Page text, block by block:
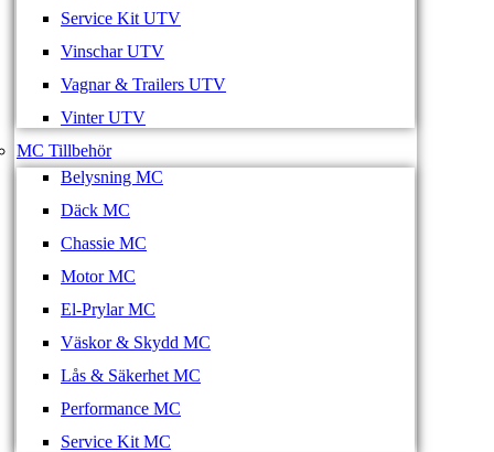
Service Kit UTV
Vinschar UTV
Vagnar & Trailers UTV
Vinter UTV
MC Tillbehör
Belysning MC
Däck MC
Chassie MC
Motor MC
El-Prylar MC
Väskor & Skydd MC
Lås & Säkerhet MC
Performance MC
Service Kit MC